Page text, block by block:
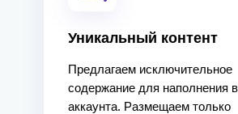
Уникальный контент
Предлагаем исключительное
содержание для наполнения
аккаунта. Размещаем только